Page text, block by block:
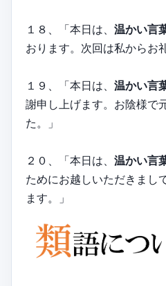
１８、「本日は、 温かい言
おります。次回は私からお
１９、「本日は、 温かい言
謝申し上げます。お陰様で
た。」
２０、「本日は、 温かい言
ためにお越しいただきまし
ます。」